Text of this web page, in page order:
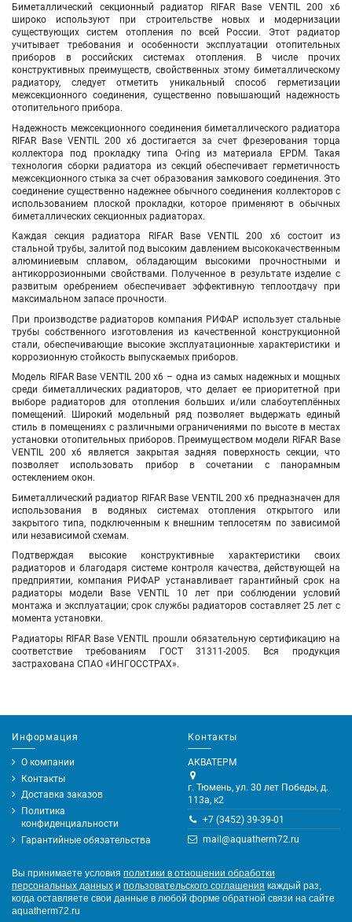
Биметаллический секционный радиатор RIFAR Base VENTIL 200 х6
широко используют при строительстве новых и модернизации
существующих систем отопления по всей России. Этот радиатор
учитывает требования и особенности эксплуатации отопительных
приборов в российских системах отопления. В числе прочих
конструктивных преимуществ, свойственных этому биметаллическому
радиатору, следует отметить уникальный способ герметизации
межсекционного соединения, существенно повышающий надежность
отопительного прибора.
Надежность межсекционного соединения биметаллического радиатора
RIFAR Base VENTIL 200 х6 достигается за счет фрезерования торца
коллектора под прокладку типа O-ring из материала EPDM. Такая
технология сборки радиатора из секций обеспечивает герметичность
межсекционного стыка за счет образования замкового соединения. Это
соединение существенно надежнее обычного соединения коллекторов с
использованием плоской прокладки, которое применяют в обычных
биметаллических секционных радиаторах.
Каждая секция радиатора RIFAR Base VENTIL 200 х6 состоит из
стальной трубы, залитой под высоким давлением высококачественным
алюминиевым сплавом, обладающим высокими прочностными и
антикоррозионными свойствами. Полученное в результате изделие с
развитым оребрением обеспечивает эффективную теплоотдачу при
максимальном запасе прочности.
При производстве радиаторов компания РИФАР использует стальные
трубы собственного изготовления из качественной конструкционной
стали, обеспечивающие высокие эксплуатационные характеристики и
коррозионную стойкость выпускаемых приборов.
Модель RIFAR Base VENTIL 200х6 – одна из самых надежных и мощных
среди биметаллических радиаторов, что делает ее приоритетной при
выборе радиаторов для отопления больших и/или слабоутеплённых
помещений. Широкий модельный ряд позволяет выдержать единый
стиль в помещениях с различными ограничениями по высоте в местах
установки отопительных приборов. Преимуществом модели RIFAR Base
VENTIL 200х6 является закрытая задняя поверхность секции, что
позволяет использовать прибор в сочетании с панорамным
остеклением окон.
Биметаллический радиатор RIFAR Base VENTIL 200х6 предназначен для
использования в водяных системах отопления открытого или
закрытого типа, подключенным к внешним теплосетям по зависимой
или независимой схемам.
Подтверждая высокие конструктивные характеристики своих
радиаторов и благодаря системе контроля качества, действующей на
предприятии, компания РИФАР устанавливает гарантийный срок на
радиаторы модели Base VENTIL 10 лет при соблюдении условий
монтажа и эксплуатации; срок службы радиаторов составляет 25 лет с
момента установки.
Радиаторы RIFAR Base VENTIL прошли обязательную сертификацию на
соответствие требованиям ГОСТ 31311-2005. Вся продукция
застрахована СПАО «ИНГОССТРАХ».
Информация
О компании
Контакты
Доставка заказов
Политика
конфиденциальности
Гарантийные обязательства
Контакты
АКВАТЕРМ
г. Тюмень, ул. 30 лет Победы, д.
113а, к2
+7 (3452) 39-39-01
mail@aquatherm72.ru
Вы принимаете условия политики в отношении обработки
персональных данных и пользовательского соглашения каждый раз,
когда оставляете свои данные в любой форме обратной связи на сайте
aquatherm72.ru